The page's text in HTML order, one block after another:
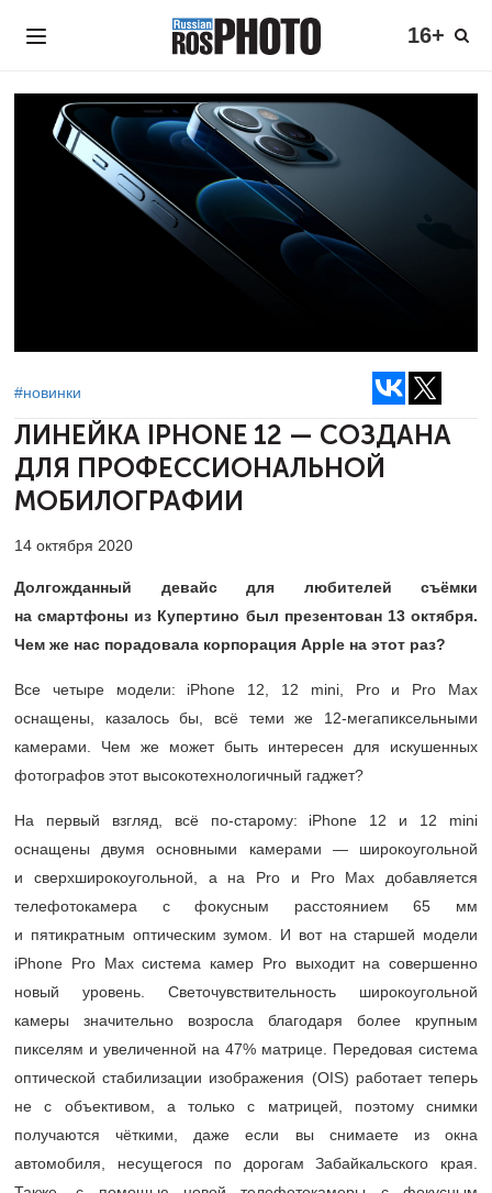
16+
#новинки
ЛИНЕЙКА IPHONE 12 — СОЗДАНА
ДЛЯ ПРОФЕССИОНАЛЬНОЙ
МОБИЛОГРАФИИ
14 октября 2020
Долгожданный девайс для любителей съёмки
на смартфоны из Купертино был презентован 13 октября.
Чем же нас порадовала корпорация Apple на этот раз?
Все четыре модели: iPhone 12, 12 mini, Pro и Pro Max
оснащены, казалось бы, всё теми же 12-мегапиксельными
камерами. Чем же может быть интересен для искушенных
фотографов этот высокотехнологичный гаджет?
На первый взгляд, всё по-старому: iPhone 12 и 12 mini
оснащены двумя основными камерами — широкоугольной
и сверхширокоугольной, а на Pro и Pro Max добавляется
телефотокамера с фокусным расстоянием 65 мм
и пятикратным оптическим зумом. И вот на старшей модели
iPhone Pro Max система камер Pro выходит на совершенно
новый уровень. Светочувствительность широкоугольной
камеры значительно возросла благодаря более крупным
пикселям и увеличенной на 47% матрице. Передовая система
оптической стабилизации изображения (OIS) работает теперь
не с объективом, а только с матрицей, поэтому снимки
получаются чёткими, даже если вы снимаете из окна
автомобиля, несущегося по дорогам Забайкальского края.